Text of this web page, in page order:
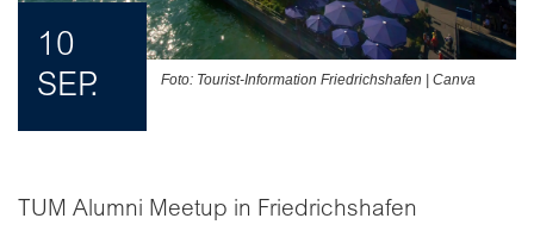
Foto: Tourist-Information Friedrichshafen | Canva
10
SEP.
TUM Alumni Meetup in Friedrichshafen